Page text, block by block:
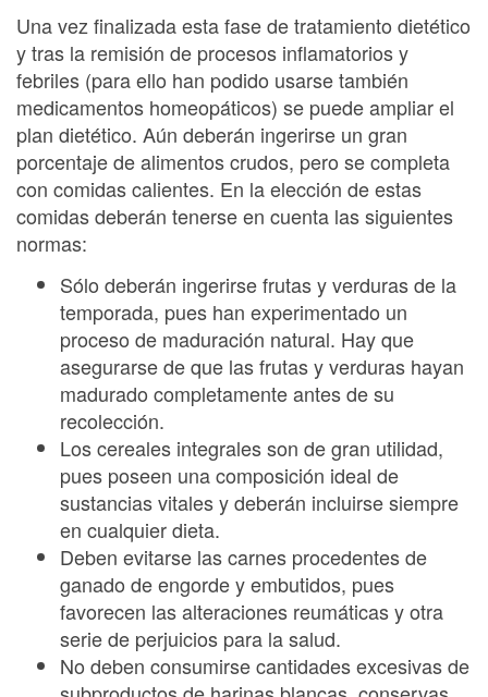
Una vez finalizada esta fase de tratamiento dietético
y tras la remisión de procesos inflamatorios y
febriles (para ello han podido usarse también
medicamentos homeopáticos) se puede ampliar el
plan dietético. Aún deberán ingerirse un gran
porcentaje de alimentos crudos, pero se completa
con comidas calientes. En la elección de estas
comidas deberán tenerse en cuenta las siguientes
normas:
Sólo deberán ingerirse frutas y verduras de la
temporada, pues han experimentado un
proceso de maduración natural. Hay que
asegurarse de que las frutas y verduras hayan
madurado completamente antes de su
recolección.
Los cereales integrales son de gran utilidad,
pues poseen una composición ideal de
sustancias vitales y deberán incluirse siempre
en cualquier dieta.
Deben evitarse las carnes procedentes de
ganado de engorde y embutidos, pues
favorecen las alteraciones reumáticas y otra
serie de perjuicios para la salud.
No deben consumirse cantidades excesivas de